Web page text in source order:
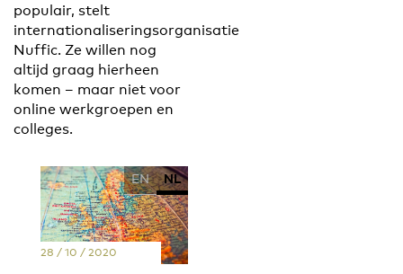
populair, stelt
internationaliseringsorganisatie
Nuffic. Ze willen nog
altijd graag hierheen
komen – maar niet voor
online werkgroepen en
colleges.
EN NL
28 / 10 / 2020